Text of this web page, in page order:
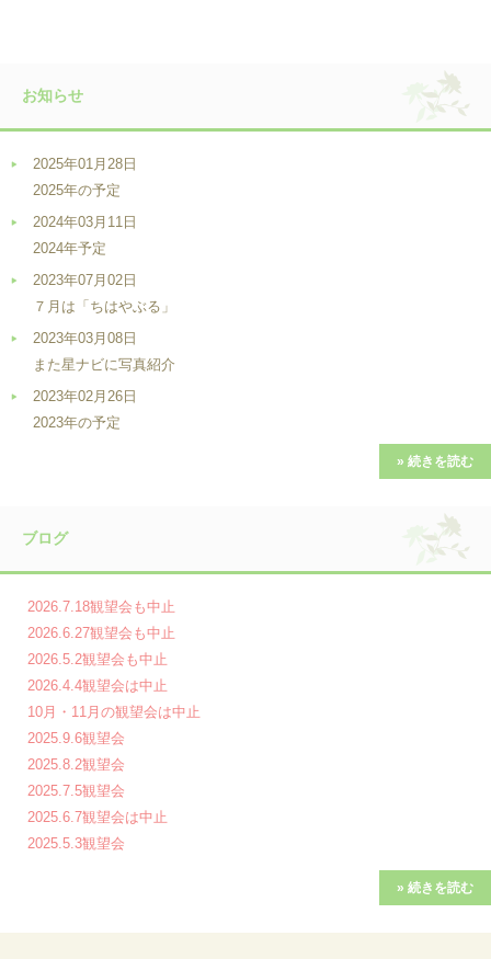
お知らせ
2025年01月28日
2025年の予定
2024年03月11日
2024年予定
2023年07月02日
７月は「ちはやぶる」
2023年03月08日
また星ナビに写真紹介
2023年02月26日
2023年の予定
» 続きを読む
ブログ
2026.7.18観望会も中止
2026.6.27観望会も中止
2026.5.2観望会も中止
2026.4.4観望会は中止
10月・11月の観望会は中止
2025.9.6観望会
2025.8.2観望会
2025.7.5観望会
2025.6.7観望会は中止
2025.5.3観望会
» 続きを読む